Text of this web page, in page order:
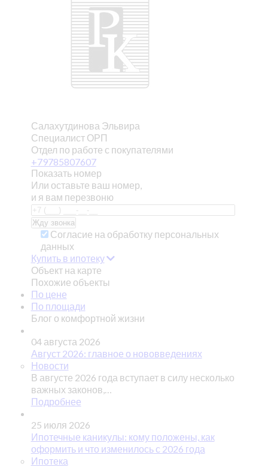
Салахутдинова Эльвира
Специалист ОРП
Отдел по работе с покупателями
+79785807607
Показать номер
Или оставьте ваш номер,
и я вам перезвоню
Согласие на обработку персональных
данных
Купить в ипотеку
Объект на карте
Похожие объекты
По цене
По площади
Блог о комфортной жизни
04 августа 2026
Август 2026: главное о нововведениях
Новости
В августе 2026 года вступает в силу несколько
важных законов,…
Подробнее
25 июля 2026
Ипотечные каникулы: кому положены, как
оформить и что изменилось с 2026 года
Ипотека